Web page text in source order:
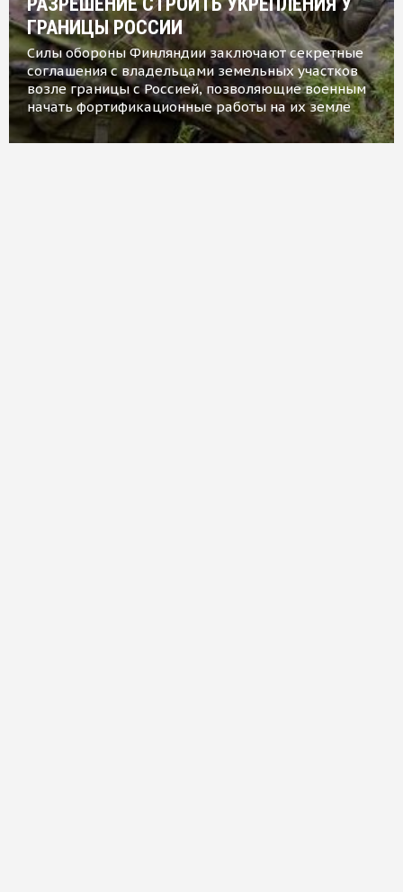
ГРАНИЦЫ РОССИИ
Силы обороны Финляндии заключают секретные
соглашения с владельцами земельных участков
возле границы с Россией, позволяющие военным
начать фортификационные работы на их земле